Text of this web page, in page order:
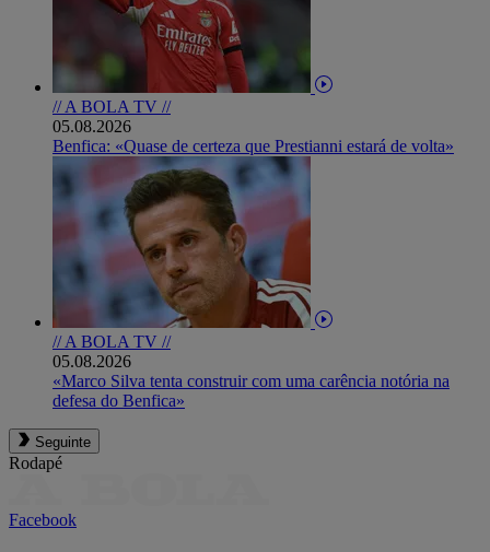
// A BOLA TV //
05.08.2026
Benfica: «Quase de certeza que Prestianni estará de volta»
// A BOLA TV //
05.08.2026
«Marco Silva tenta construir com uma carência notória na
defesa do Benfica»
Seguinte
Rodapé
Facebook